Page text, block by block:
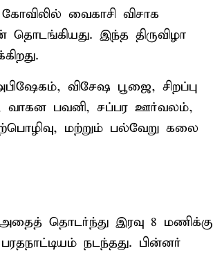
வைகாசி விசாக
தொடங்கியது. இந்த திருவிழா
விசேஷ பூஜை, சிறப்பு
வாகன பவனி, சப்பர ஊர்வலம்,
மற்றும் பல்வேறு கலை
தொடர்ந்து இரவு 8 மணிக்கு
நடந்தது. பின்னர்